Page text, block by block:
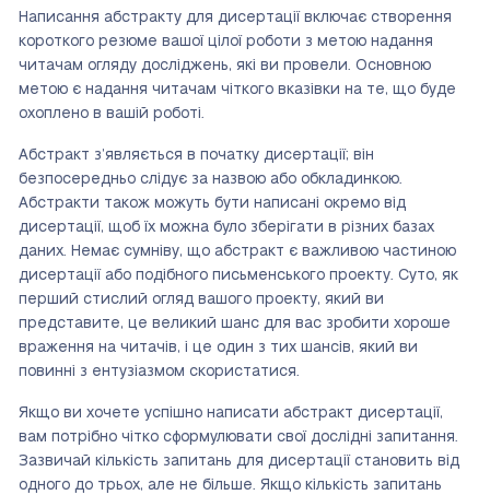
Написання абстракту для дисертації включає створення
короткого резюме вашої цілої роботи з метою надання
читачам огляду досліджень, які ви провели. Основною
метою є надання читачам чіткого вказівки на те, що буде
охоплено в вашій роботі.
Абстракт з’являється в початку дисертації; він
безпосередньо слідує за назвою або обкладинкою.
Абстракти також можуть бути написані окремо від
дисертації, щоб їх можна було зберігати в різних базах
даних. Немає сумніву, що абстракт є важливою частиною
дисертації або подібного письменського проекту. Суто, як
перший стислий огляд вашого проекту, який ви
представите, це великий шанс для вас зробити хороше
враження на читачів, і це один з тих шансів, який ви
повинні з ентузіазмом скористатися.
Якщо ви хочете успішно написати абстракт дисертації,
вам потрібно чітко сформулювати свої дослідні запитання.
Зазвичай кількість запитань для дисертації становить від
одного до трьох, але не більше. Якщо кількість запитань